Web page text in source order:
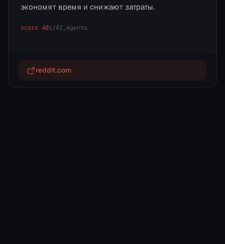
экономят время и снижают затраты.
score 40r/AI_Agents
reddit.com